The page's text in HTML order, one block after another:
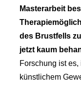
Masterarbeit
des Brustfells
jetzt kaum
Forschung ist
künstlichem